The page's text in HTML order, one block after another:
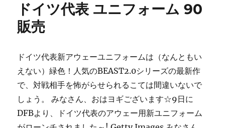
ドイツ代表 ユニフォーム 90
販売
ドイツ代表新アウェーユニフォームは（なんともい
えない）緑色！人気のBEAST2.0シリーズの最新作
で、対戦相手を怖がらせられるこては間違いないで
しょう。 みなさん、おはヨギございます☆9日に
DFBより、ドイツ代表のアウェー用新ユニフォーム